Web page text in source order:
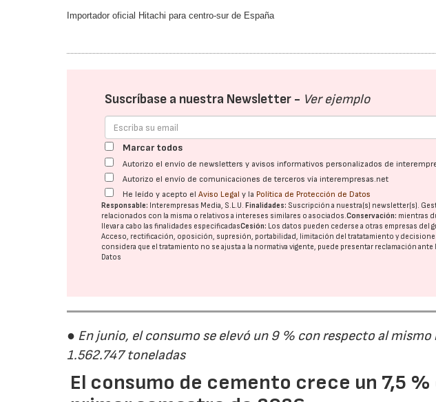
Importador oficial Hitachi para centro-sur de España
Suscríbase a nuestra Newsletter - Ver ejemplo
Marcar todos
Autorizo el envío de newsletters y avisos informativos personalizados de
Autorizo el envío de comunicaciones de terceros vía interempresas.net
He leído y acepto elAviso Legal y la Política de Protección de Datos
Responsable: Interempresas Media, S.L.U. Finalidades: Suscripción a nuestra(s) newsletter(s).
relacionados con la misma o relativos a intereses similares o asociados.Conservación: mientras
llevar a cabo las finalidades especificadasCesión: Los datos pueden cederse a otras empresas del
Acceso, rectificación, oposición, supresión, portabilidad, limitación del tratatamiento y
considera que el tratamiento no se ajusta a la normativa vigente, puede presentar reclamación ante
Datos
● En junio, el consumo se elevó un 9 % con respecto al
1.562.747 toneladas
El consumo de cemento crece un 7,5